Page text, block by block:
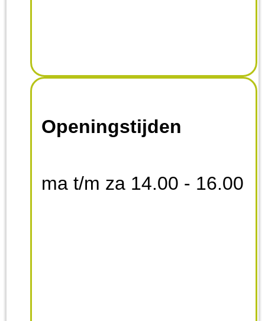
Openingstijden
ma t/m za 14.00 - 16.00